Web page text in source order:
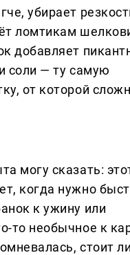
убирает
ломтикам
добавляет
соли — ту самую
от которой
могу сказать:
когда нужно
к ужину или
то необычное к
стоит ли